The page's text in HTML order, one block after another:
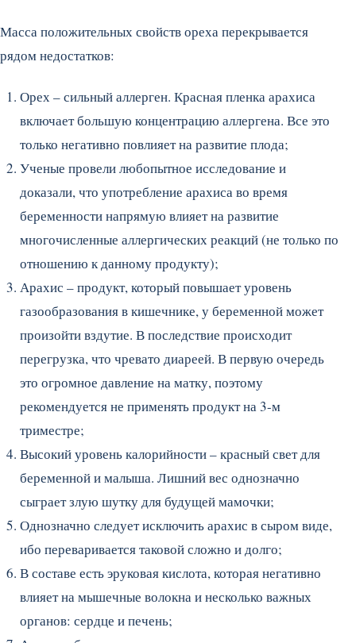
Масса положительных свойств ореха перекрывается
рядом недостатков:
Орех – сильный аллерген. Красная пленка арахиса
включает большую концентрацию аллергена. Все это
только негативно повлияет на развитие плода;
Ученые провели любопытное исследование и
доказали, что употребление арахиса во время
беременности напрямую влияет на развитие
многочисленные аллергических реакций (не только по
отношению к данному продукту);
Арахис – продукт, который повышает уровень
газообразования в кишечнике, у беременной может
произойти вздутие. В последствие происходит
перегрузка, что чревато диареей. В первую очередь
это огромное давление на матку, поэтому
рекомендуется не применять продукт на 3-м
триместре;
Высокий уровень калорийности – красный свет для
беременной и малыша. Лишний вес однозначно
сыграет злую шутку для будущей мамочки;
Однозначно следует исключить арахис в сыром виде,
ибо переваривается таковой сложно и долго;
В составе есть эруковая кислота, которая негативно
влияет на мышечные волокна и несколько важных
органов: сердце и печень;